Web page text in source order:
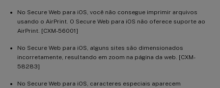
No Secure Web para iOS, você não consegue imprimir arquivos
usando o AirPrint. O Secure Web para iOS não oferece suporte ao
AirPrint. [CXM-56001]
No Secure Web para iOS, alguns sites são dimensionados
incorretamente, resultando em zoom na página da web. [CXM-
58283]
No Secure Web para iOS, caracteres especiais aparecem